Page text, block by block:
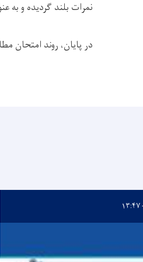
نمرات بلند گردیده و به
در پایان، روند امتحان